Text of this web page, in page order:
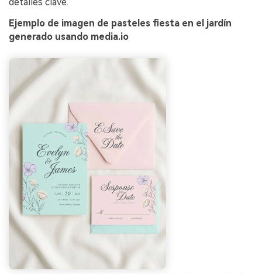
Ejemplo de imagen de pasteles fiesta en el jardín
generado usando media.io